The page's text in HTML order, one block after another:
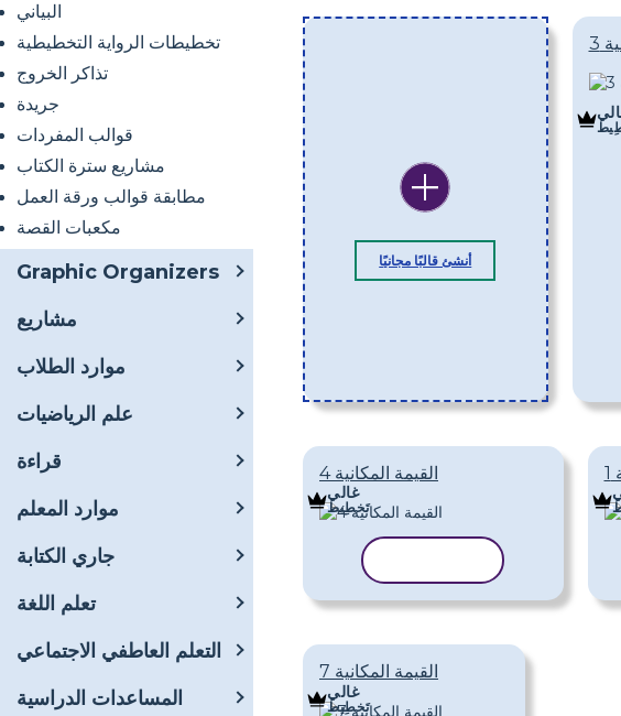
البياني
تخطيطات الرواية التخطيطية
تذاكر الخروج
جريدة
قوالب المفردات
مشاريع سترة الكتاب
مطابقة قوالب ورقة العمل
مكعبات القصة
Graphic Organizers
مشاريع
موارد الطلاب
علم الرياضيات
قراءة
موارد المعلم
جاري الكتابة
تعلم اللغة
التعلم العاطفي الاجتماعي
المساعدات الدراسية
أنشئ قالبًا مجانيًا
3
القيمة المكانية 4
غالي
تَخطِيط
القيمة المكانية 7
غالي
تَخطِيط